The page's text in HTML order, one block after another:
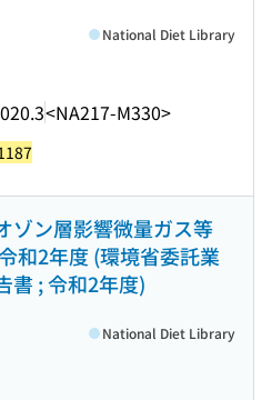
<NA217-M330>
National Diet Library
ゾン層影響微量ガス等
和2年度 (環境省委託業
書 ; 令和2年度)
National Diet Library